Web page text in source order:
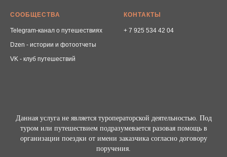
СООБЩЕСТВА
Telegram-канал о путешествиях
Dzen - истории и фотоотчеты
VK - клуб путешествий
КОНТАКТЫ
+ 7 925 534 42 04
Данная услуга не является туроператорской деятельностью. Под
туром или путешествием подразумевается разовая помощь в
организации поездки от имени заказчика согласно договору
поручения.